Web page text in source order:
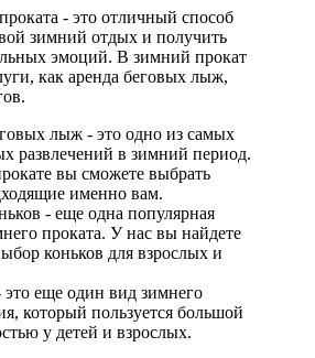
- это отличный способ
зимний отдых и получить
эмоций. В зимний прокат
как аренда беговых лыж,
лыж - это одно из самых
развлечений в зимний период.
вы сможете выбрать
именно вам.
- еще одна популярная
проката. У нас вы найдете
коньков для взрослых и
еще один вид зимнего
который пользуется большой
у детей и взрослых.